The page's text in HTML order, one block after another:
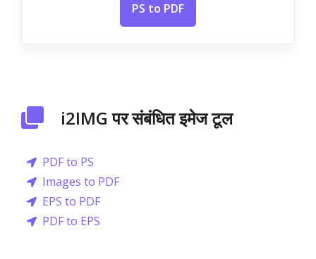
PS to PDF
i2IMG पर संबंधित इमेज टूल
PDF to PS
Images to PDF
EPS to PDF
PDF to EPS